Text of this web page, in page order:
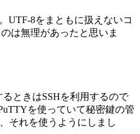
UTF-8をまともに扱えないコ
は無理があったと思いま
るときはSSHを利用するので
を使っていて秘密鍵の管
それを使うようにしまし